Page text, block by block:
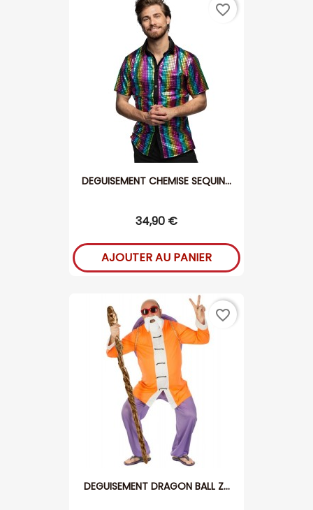
DEGUISEMENT CHEMISE SEQUIN...
34,90 €
AJOUTER AU PANIER
favorite_border
DEGUISEMENT DRAGON BALL Z...
favorite_border